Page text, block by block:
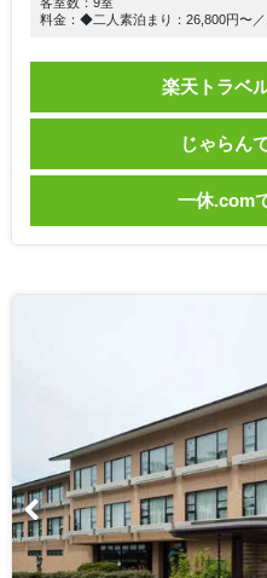
客室数：9室
料金：◆二人素泊まり：26,800円〜
楽天トラベ
じゃらん
一休.com